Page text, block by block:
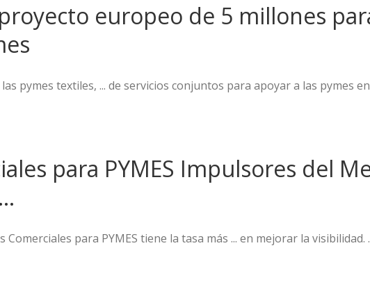
europeo de 5 millones
pymes textiles, ... de servicios conjuntos para apoyar a las pymes
para PYMES Impulsores del
para PYMES tiene la tasa más ... en mejorar la